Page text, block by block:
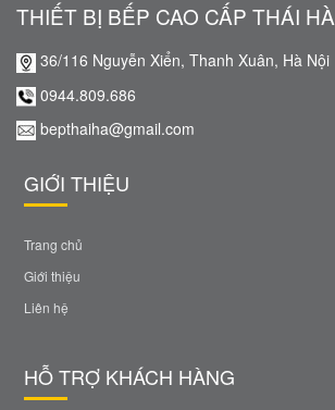
THIẾT BỊ BẾP CAO CẤP THÁI HÀ
36/116 Nguyễn Xiển, Thanh Xuân, Hà Nội
0944.809.686
bepthaiha@gmail.com
GIỚI THIỆU
Trang chủ
Giới thiệu
Liên hệ
HỖ TRỢ KHÁCH HÀNG